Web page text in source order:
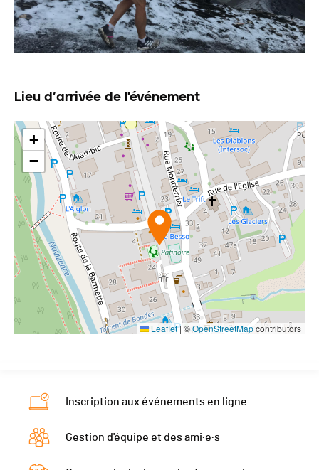
Lieu d’arrivée de l'événement
+
−
Leaflet| ©OpenStreetMapcontributors
Inscription aux événements en ligne
Gestion d'équipe et des ami·e·s